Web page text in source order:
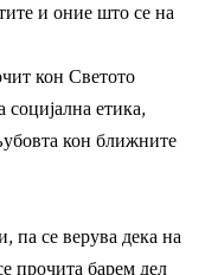
и оние што се на
кон Светото
социјална етика,
кон ближните
па се верува дека на
прочита барем дел